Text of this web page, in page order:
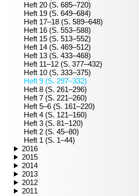
Heft 20 (S. 685–720)
Heft 19 (S. 649–684)
Heft 17–18 (S. 589–648)
Heft 16 (S. 553–588)
Heft 15 (S. 513–552)
Heft 14 (S. 469–512)
Heft 13 (S. 433–468)
Heft 11–12 (S. 377–432)
Heft 10 (S. 333–375)
Heft 9 (S. 297–332)
Heft 8 (S. 261–296)
Heft 7 (S. 221–260)
Heft 5–6 (S. 161–220)
Heft 4 (S. 121–160)
Heft 3 (S. 81–120)
Heft 2 (S. 45–80)
Heft 1 (S. 1–44)
2016
2015
2014
2013
2012
2011